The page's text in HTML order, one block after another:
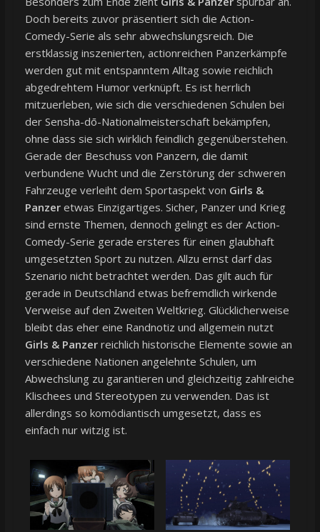
Doch bereits zuvor präsentiert sich die Action-
Comedy-Serie als sehr abwechslungsreich. Die
erstklassig inszenierten, actionreichen Panzerkämpfe
werden gut mit entspanntem Alltag sowie reichlich
abgedrehtem Humor verknüpft. Es ist herrlich
mitzuerleben, wie sich die verschiedenen Schulen bei
der Sensha-dō-Nationalmeisterschaft bekämpfen,
ohne dass sie sich wirklich feindlich gegenüberstehen.
Gerade der Beschuss von Panzern, die damit
verbundene Wucht und die Zerstörung der schweren
Fahrzeuge verleiht dem Sportaspekt von Girls &
Panzeretwas Einzigartiges. Sicher, Panzer und Krieg
sind ernste Themen, dennoch gelingt es der Action-
Comedy-Serie gerade ersteres für einen glaubhaft
umgesetzten Sport zu nutzen. Allzu ernst darf das
Szenario nicht betrachtet werden. Das gilt auch für
gerade in Deutschland etwas befremdlich wirkende
Verweise auf den Zweiten Weltkrieg. Glücklicherweise
bleibt das eher eine Randnotiz und allgemein nutzt
Girls & Panzerreichlich historische Elemente sowie an
verschiedene Nationen angelehnte Schulen, um
Abwechslung zu garantieren und gleichzeitig zahlreiche
Klischees und Stereotypen zu verwenden. Das ist
allerdings so komödiantisch umgesetzt, dass es
einfach nur witzig ist.